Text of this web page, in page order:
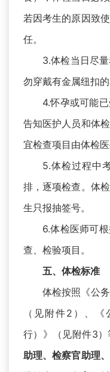
若因考生的原因致
任。
3.体检当日尽
勿穿戴有金属纽扣的
4.怀孕或可能
告知医护人员和体
宜检查项目由体检
5.体检过程中
排，逐项检查。体
生只报抽签号。
6.体检医师可
查、检验项目。
五、体检标准
体检按照《公
（见附件2）、
行）》（见附件3
助理、检察官助理